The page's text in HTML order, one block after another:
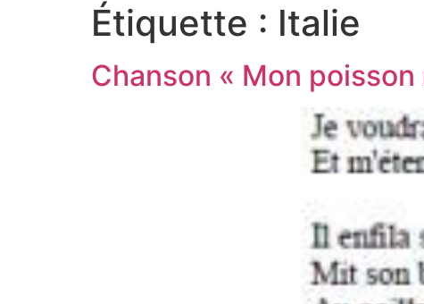
Étiquette : Italie
Chanson « Mon poisson